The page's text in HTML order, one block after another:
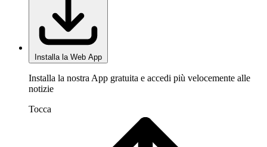
Installa la Web App
Installa la nostra App gratuita e accedi più velocemente alle
notizie
Tocca